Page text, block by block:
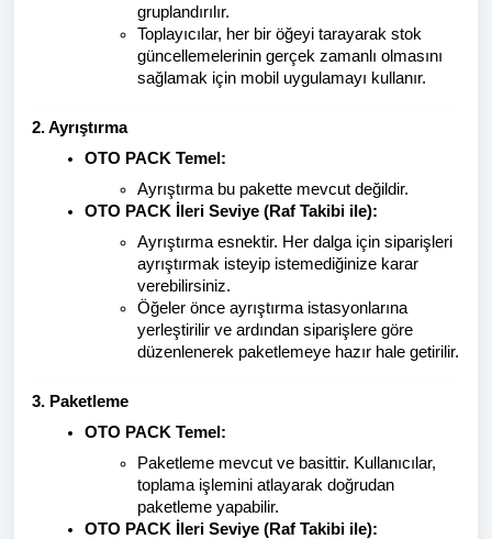
gruplandırılır.
Toplayıcılar, her bir öğeyi tarayarak stok
güncellemelerinin gerçek zamanlı olmasını
sağlamak için mobil uygulamayı kullanır.
2. Ayrıştırma
OTO PACK Temel:
Ayrıştırma bu pakette mevcut değildir.
OTO PACK İleri Seviye (Raf Takibi ile):
Ayrıştırma esnektir. Her dalga için siparişleri
ayrıştırmak isteyip istemediğinize karar
verebilirsiniz.
Öğeler önce ayrıştırma istasyonlarına
yerleştirilir ve ardından siparişlere göre
düzenlenerek paketlemeye hazır hale getirilir.
3. Paketleme
OTO PACK Temel:
Paketleme mevcut ve basittir. Kullanıcılar,
toplama işlemini atlayarak doğrudan
paketleme yapabilir.
OTO PACK İleri Seviye (Raf Takibi ile):